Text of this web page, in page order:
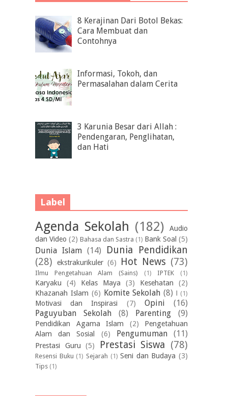
8 Kerajinan Dari Botol Bekas:
Cara Membuat dan
Contohnya
Informasi, Tokoh, dan
Permasalahan dalam Cerita
3 Karunia Besar dari Allah :
Pendengaran, Penglihatan,
dan Hati
Label
Agenda Sekolah (182)
Audio
dan Video (2) Bahasa dan Sastra (1) Bank Soal (5)
Dunia Islam (14)
Dunia Pendidikan
(28)
ekstrakurikuler (6) Hot News (73)
Ilmu Pengetahuan Alam (Sains) (1) IPTEK (1)
Karyaku (4) Kelas Maya (3) Kesehatan
(2)
Khazanah Islam (6) Komite Sekolah (8) l (1)
Motivasi dan Inspirasi (7) Opini
(16)
Paguyuban Sekolah
(8) Parenting (9)
Pendidikan Agama Islam (2)
Pengetahuan
Alam dan Sosial
(6) Pengumuman (11)
Prestasi Guru (5) Prestasi Siswa (78)
Resensi Buku (1) Sejarah (1) Seni dan Budaya (3)
Tips (1)